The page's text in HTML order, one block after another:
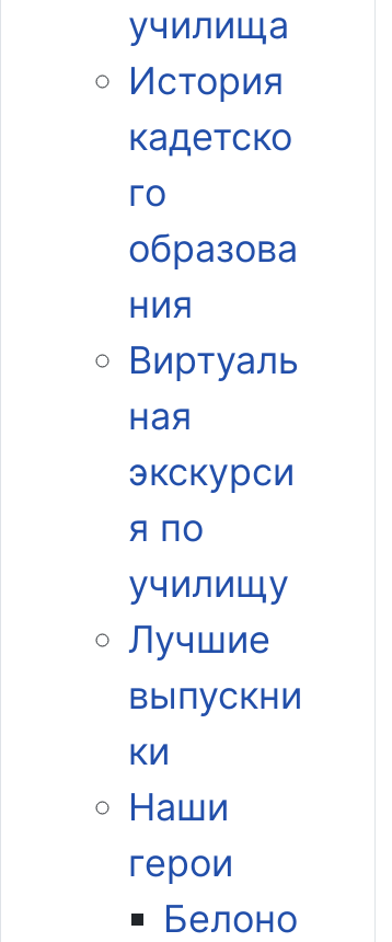
училища
История
кадетско
го
образова
ния
Виртуаль
ная
экскурси
я по
училищу
Лучшие
выпускни
ки
Наши
герои
Белоно